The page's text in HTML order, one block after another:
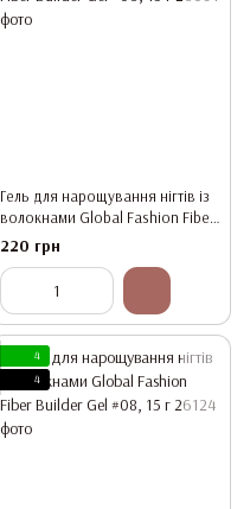
Гель для нарощування нігтів із
волокнами Global Fashion Fiber
Builder Gel #06, 15 г
220 грн
4
4